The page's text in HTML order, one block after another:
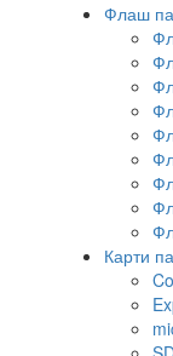
Флаш
Карти